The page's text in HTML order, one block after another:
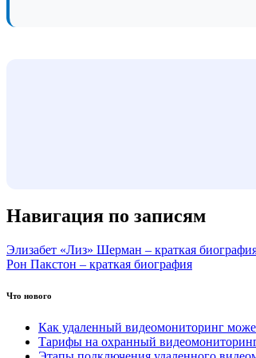
Навигация по записям
Элизабет «Лиз» Шерман – краткая
Рон Пакстон – краткая биография
Что нового
Как удаленный видеомониторинг
Тарифы на охранный